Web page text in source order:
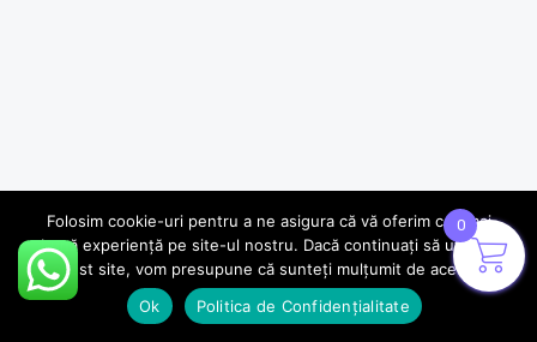
0
Folosim cookie-uri pentru a ne asigura că vă oferim cea mai
bună experiență pe site-ul nostru. Dacă continuați să utilizați
acest site, vom presupune că sunteți mulțumit de acesta.
Ok
Politica de Confidențialitate